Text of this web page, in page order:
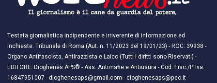
Testata giornalistica indipendente e irriverente di informazione ed
inchieste. Tribunale di Roma (Aut. n. 11/2023 del 19/01/23) - ROC: 39938 -
Organo Antifascista, Antirazzista e Laico (Tutti i diritti sono Riservati) -
EDITORE: Dioghenes APS® - Ass. Antimafie e Antiusura - Cod. Fisc./P. Iva:
16847951007 - dioghenesaps@gmail.com - dioghenesaps@pec.it - ​​